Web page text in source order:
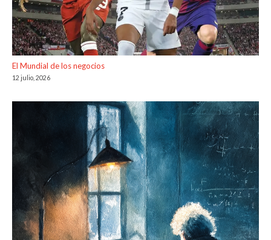
El Mundial de los negocios
12 julio, 2026